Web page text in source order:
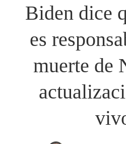
Biden dice
es
muerte de